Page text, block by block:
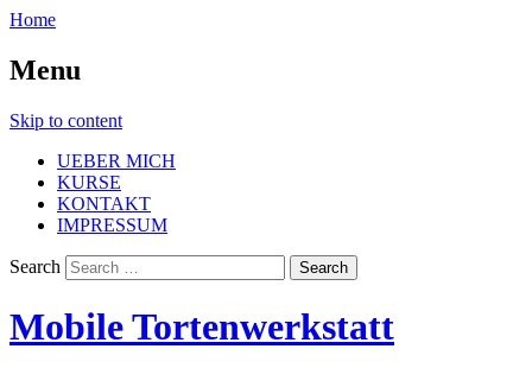
Home
Menu
Skip to content
UEBER MICH
KURSE
KONTAKT
IMPRESSUM
Search
Mobile Tortenwerkstatt